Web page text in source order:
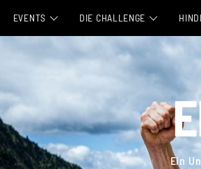
EVENTS
NRW 2026
NORDDEUTSCHLAND 2026
DIE CHALLENGE
CHALLENGER PAKET
LEGENDS-PROGRAMM
TRAINING
Ein